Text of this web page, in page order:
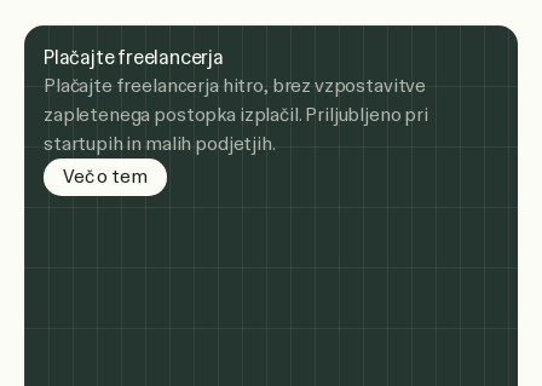
Plačajte freelancerja
Plačajte freelancerja hitro, brez vzpostavitve
zapletenega postopka izplačil. Priljubljeno pri
startupih in malih podjetjih.
Več o tem